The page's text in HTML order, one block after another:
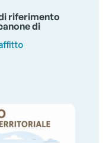
riferimento
di